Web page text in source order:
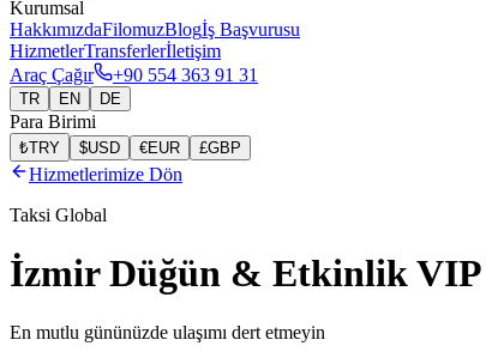
Kurumsal
HakkımızdaFilomuzBlogİş Başvurusu
HizmetlerTransferlerİletişim
Araç Çağır
+90 554 363 91 31
TR EN DE
Para Birimi
₺TRY $USD €EUR £GBP
Hizmetlerimize Dön
Taksi Global
İzmir Düğün & Etkinlik VIP
En mutlu gününüzde ulaşımı dert etmeyin